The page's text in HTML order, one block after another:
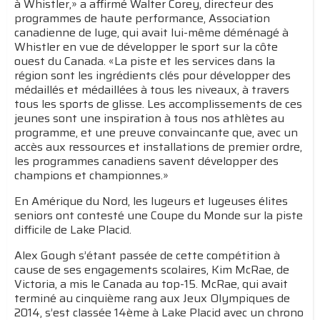
à Whistler,» a affirmé Walter Corey, directeur des
programmes de haute performance, Association
canadienne de luge, qui avait lui-même déménagé à
Whistler en vue de développer le sport sur la côte
ouest du Canada. «La piste et les services dans la
région sont les ingrédients clés pour développer des
médaillés et médaillées à tous les niveaux, à travers
tous les sports de glisse. Les accomplissements de ces
jeunes sont une inspiration à tous nos athlètes au
programme, et une preuve convaincante que, avec un
accès aux ressources et installations de premier ordre,
les programmes canadiens savent développer des
champions et championnes.»
En Amérique du Nord, les lugeurs et lugeuses élites
seniors ont contesté une Coupe du Monde sur la piste
difficile de Lake Placid.
Alex Gough s’étant passée de cette compétition à
cause de ses engagements scolaires, Kim McRae, de
Victoria, a mis le Canada au top-15. McRae, qui avait
terminé au cinquième rang aux Jeux Olympiques de
2014, s’est classée 14ème à Lake Placid avec un chrono